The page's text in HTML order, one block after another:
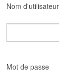
Nom
Mot de passe